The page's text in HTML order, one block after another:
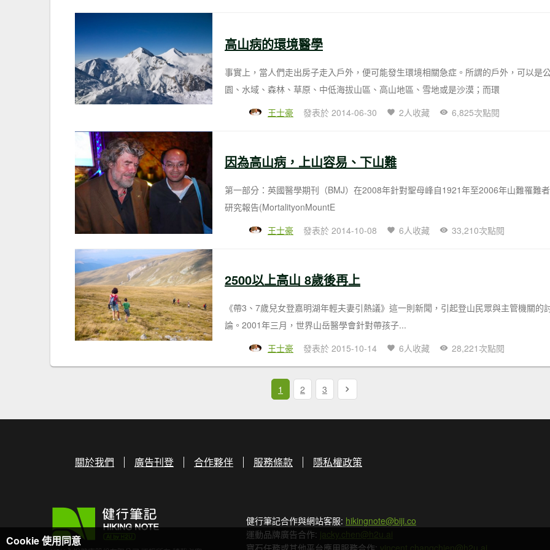
高山病的環境醫學
事實上，當人們走出房子走入戶外，便可能發生環境相關急症。所謂的戶外，可以是
園、水域、森林、草原、中低海拔山區、高山地區、雪地或是沙漠；而環
王士豪
發表於 2014-06-30 2人收藏 6,825次點閱
因為高山病，上山容易、下山難
第一部分：英國醫學期刊（BMJ）在2008年針對聖母峰自1921年至2006年山難罹難
研究報告(MortalityonMountE
王士豪
發表於 2014-10-08 6人收藏 33,210次點閱
2500以上高山 8歲後再上
《帶3、7歲兒女登嘉明湖年輕夫妻引熱議》這一則新聞，引起登山民眾與主管機關的
論。2001年三月，世界山岳醫學會針對帶孩子...
王士豪
發表於 2015-10-14 6人收藏 28,221次點閱
1 2 3
關於我們 廣告刊登 合作夥伴 服務條款 隱私權政策
健行筆記合作與網站客服: hikingnote@biji.co
運動品牌廣告合作: jacky.chen@h2u.ai
寶石任務或其他平台應用服務合作: vincent.changchien@h2u.ai
Cookie 使用同意